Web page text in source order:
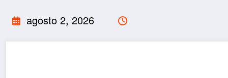
para
conteúdo
agosto 2, 2026